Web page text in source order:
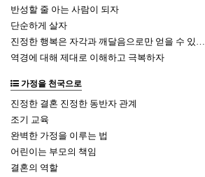
반성할 줄 아는 사람이 되자
단순하게 살자
진정한 행복은 자각과 깨달음으로만 얻을 수 있…
역경에 대해 제대로 이해하고 극복하자
가정을 천국으로
진정한 결혼 진정한 동반자 관계
조기 교육
완벽한 가정을 이루는 법
어린이는 부모의 책임
결혼의 역할